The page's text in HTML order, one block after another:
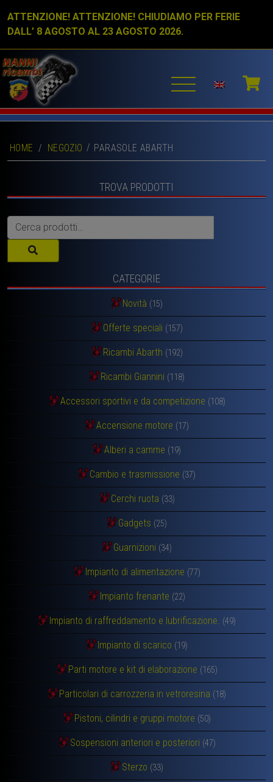
ATTENZIONE! ATTENZIONE! CHIUDIAMO PER FERIE
DALL’ 8 AGOSTO AL 23 AGOSTO 2026.
HOME / NEGOZIO PARASOLE ABARTH
TROVA PRODOTTI
Cerca:
CATEGORIE
Novità (15)
Offerte speciali (157)
Ricambi Abarth (192)
Ricambi Giannini (118)
Accessori sportivi e da competizione (108)
Accensione motore (17)
Alberi a camme (19)
Cambio e trasmissione (37)
Cerchi ruota (33)
Gadgets (25)
Guarnizioni (34)
Impianto di alimentazione (77)
Impianto frenante (22)
Impianto di raffreddamento e lubrificazione. (49)
Impianto di scarico (19)
Parti motore e kit di elaborazione (165)
Particolari di carrozzeria in vetroresina (18)
Pistoni, cilindri e gruppi motore (50)
Sospensioni anteriori e posteriori (47)
Sterzo (33)